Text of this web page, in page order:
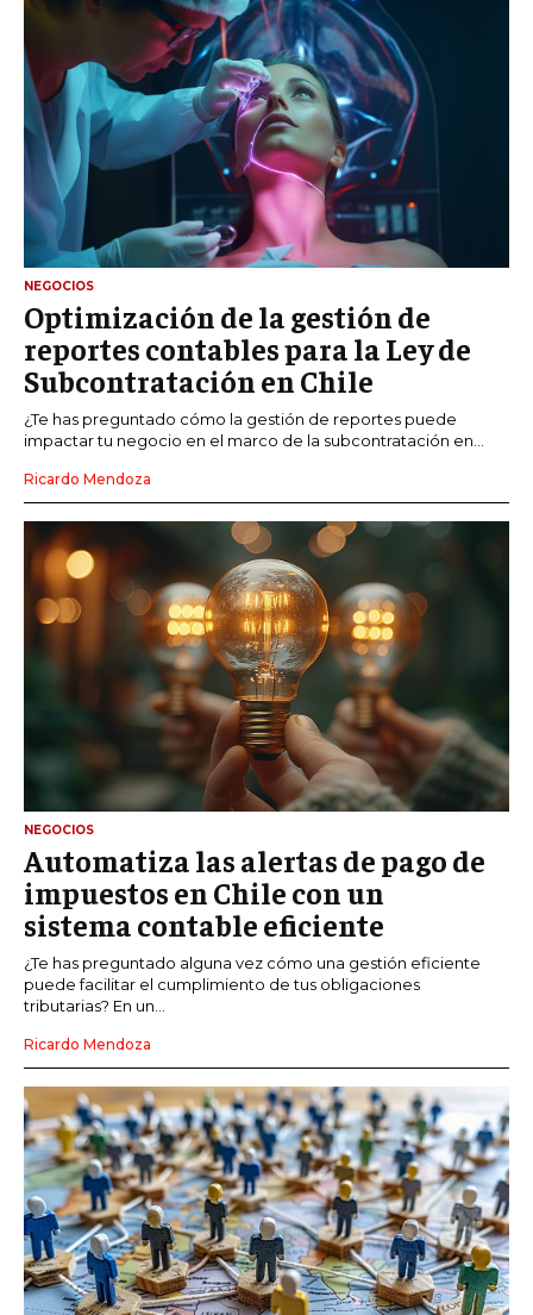
NEGOCIOS
Optimización de la gestión de
reportes contables para la Ley de
Subcontratación en Chile
¿Te has preguntado cómo la gestión de reportes puede
impactar tu negocio en el marco de la subcontratación en...
Ricardo Mendoza
NEGOCIOS
Automatiza las alertas de pago de
impuestos en Chile con un
sistema contable eficiente
¿Te has preguntado alguna vez cómo una gestión eficiente
puede facilitar el cumplimiento de tus obligaciones
tributarias? En un...
Ricardo Mendoza